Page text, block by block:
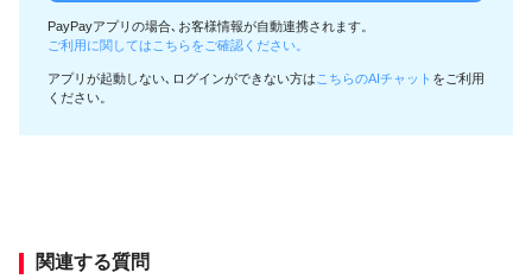
PayPayアプリの場合､お客様情報が自動連携されます。
ご利用に関してはこちらをご確認ください。
アプリが起動しない､ログインができない方は こちらのAIチャット をご利用
ください。
関連する質問